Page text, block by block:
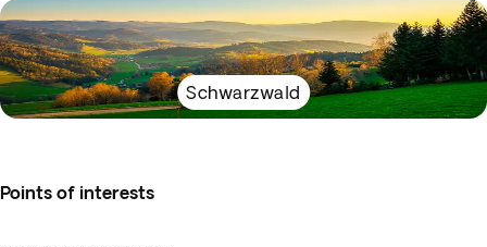
Schwarzwald
Points of interests